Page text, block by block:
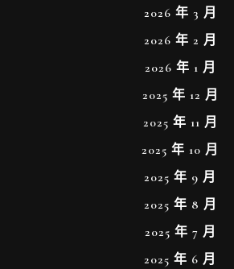
2026 年 3 月
2026 年 2 月
2026 年 1 月
2025 年 12 月
2025 年 11 月
2025 年 10 月
2025 年 9 月
2025 年 8 月
2025 年 7 月
2025 年 6 月